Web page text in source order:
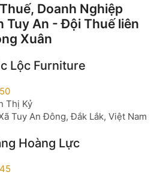
Doanh Nghiệp
Tuy An - Đội Thuế liên
Xuân
Lộc Furniture
Thị Kỷ
Tuy An Đông, Đắk Lắk, Việt Nam
Hoàng Lực